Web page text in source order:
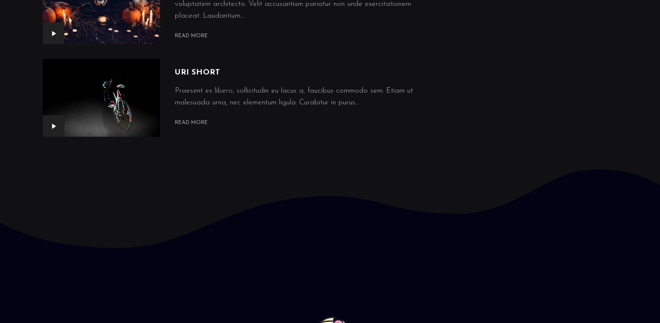
voluptatem architecto. Velit accusantium pariatur non unde exercitationem
placeat. Laudantium...
READ MORE
URI SHORT
Praesent ex libero, sollicitudin eu lacus a, faucibus commodo sem. Etiam ut
malesuada urna, nec elementum ligula. Curabitur in purus...
READ MORE